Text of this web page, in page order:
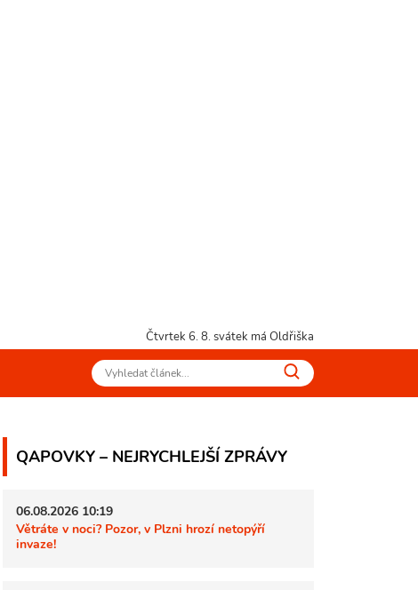
Čtvrtek 6. 8. svátek má Oldřiška
QAPOVKY – NEJRYCHLEJŠÍ ZPRÁVY
06.08.2026 10:19
Větráte v noci? Pozor, v Plzni hrozí netopýří
invaze!